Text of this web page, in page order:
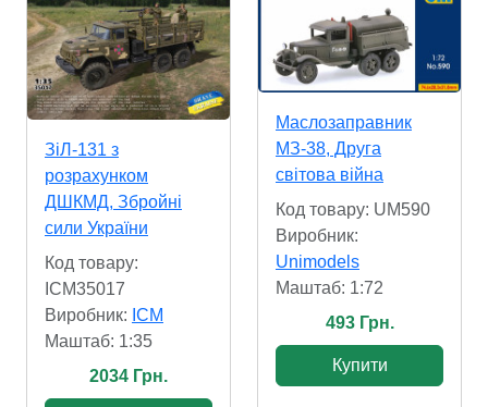
ЗіЛ-131 з
розрахунком
ДШКМД, Збройні
сили України
Код товару:
ICM35017
Виробник: ICM
Маштаб: 1:35
2034 Грн.
Маслозаправник
МЗ-38, Друга
світова війна
Код товару: UM590
Виробник:
Unimodels
Маштаб: 1:72
493 Грн.
Купити